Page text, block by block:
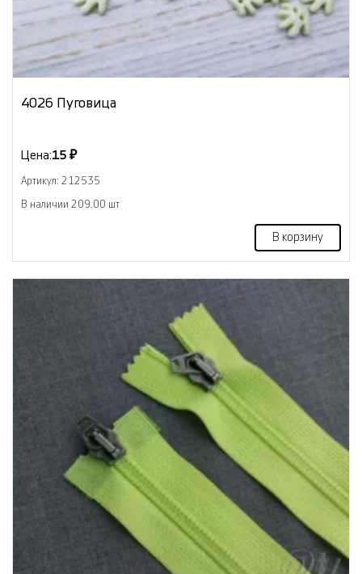
4026 Пуговица
Цена:15 ₽
Артикул: 212535
В наличии 209.00 шт
В корзину